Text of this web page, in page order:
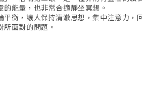
能量，也非常合適靜坐冥想。
平衡，讓人保持清澈思想，集中注意力，
面對的問題。